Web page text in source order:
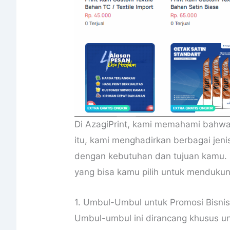
Di AzagiPrint, kami memahami
itu, kami menghadirkan berbagai
dengan kebutuhan dan tujuan
yang bisa kamu pilih untuk
1. Umbul-Umbul untuk Promosi Bisnis
Umbul-umbul ini dirancang khusus